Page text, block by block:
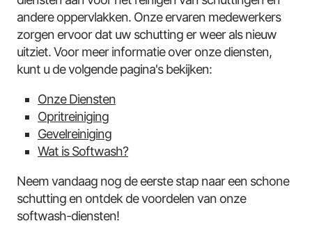
andere oppervlakken. Onze ervaren medewerkers
zorgen ervoor dat uw schutting er weer als nieuw
uitziet. Voor meer informatie over onze diensten,
kunt u de volgende pagina's bekijken:
Onze Diensten
Opritreiniging
Gevelreiniging
Wat is Softwash?
Neem vandaag nog de eerste stap naar een schone
schutting en ontdek de voordelen van onze
softwash-diensten!